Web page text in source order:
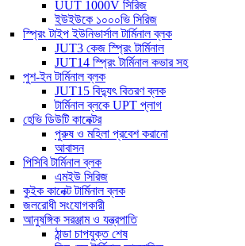
UUT 1000V সিরিজ
ইউইউকে ১০০০ভি সিরিজ
স্প্রিং টাইপ ইউনিভার্সাল টার্মিনাল ব্লক
JUT3 কেজ স্প্রিং টার্মিনাল
JUT14 স্প্রিং টার্মিনাল কভার সহ
পুশ-ইন টার্মিনাল ব্লক
JUT15 বিদ্যুৎ বিতরণ ব্লক
টার্মিনাল ব্লকে UPT প্লাগ
হেভি ডিউটি ​​কানেক্টর
পুরুষ ও মহিলা প্রবেশ করানো
আবাসন
পিসিবি টার্মিনাল ব্লক
এমইউ সিরিজ
কুইক কানেক্ট টার্মিনাল ব্লক
জলরোধী সংযোগকারী
আনুষঙ্গিক সরঞ্জাম ও যন্ত্রপাতি
ঠান্ডা চাপযুক্ত শেষ